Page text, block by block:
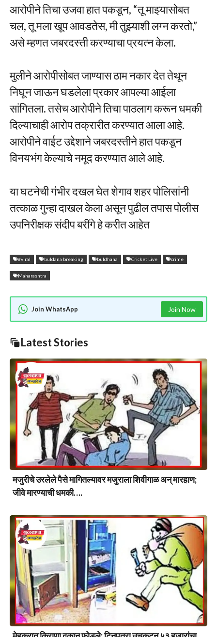
आरोपीने तिचा उजवा हात पकडून, “तू माझ्यासोबत
चल, तू मला खूप आवडतेस, मी तुझ्याशी लग्न करतो,”
असे म्हणत जबरदस्ती करण्याचा प्रयत्न केला.
मुलीने आरोपीसोबत जाण्यास ठाम नकार देत तेथून
निघून जाऊन घडलेला प्रकार आपल्या आईला
सांगितला. तसेच आरोपीने तिचा पाठलाग करून धमकी
दिल्याचाही आरोप तक्रारीत करण्यात आला आहे.
आरोपीने वाईट उद्देशाने जबरदस्तीने हात पकडून
विनयभंग केल्याचे नमूद करण्यात आले आहे.
या घटनेची गंभीर दखल घेत शेगाव शहर पोलिसांनी
तत्काळ गुन्हा दाखल केला असून पुढील तपास पोलीस
उपनिरीक्षक संदीप बरींगे हे करीत आहेत
#viral buldana breaking buldhana Cricket Live crime
Maharashtra
Join WhatsApp Join Now
Latest Stories
मजुरीचे उरलेले पैसे मागितल्यावर मजुराला शिवीगाळ अन् मारहाण;
जीवे मारण्याची धमकी….